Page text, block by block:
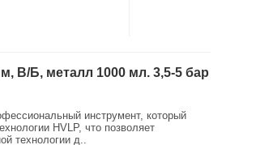
В/Б, металл 1000 мл. 3,5-5 бар
инструмент, который
HVLP, что позволяет
технологии д..